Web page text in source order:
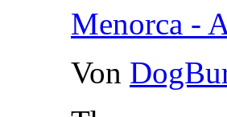
Menorca -
Von